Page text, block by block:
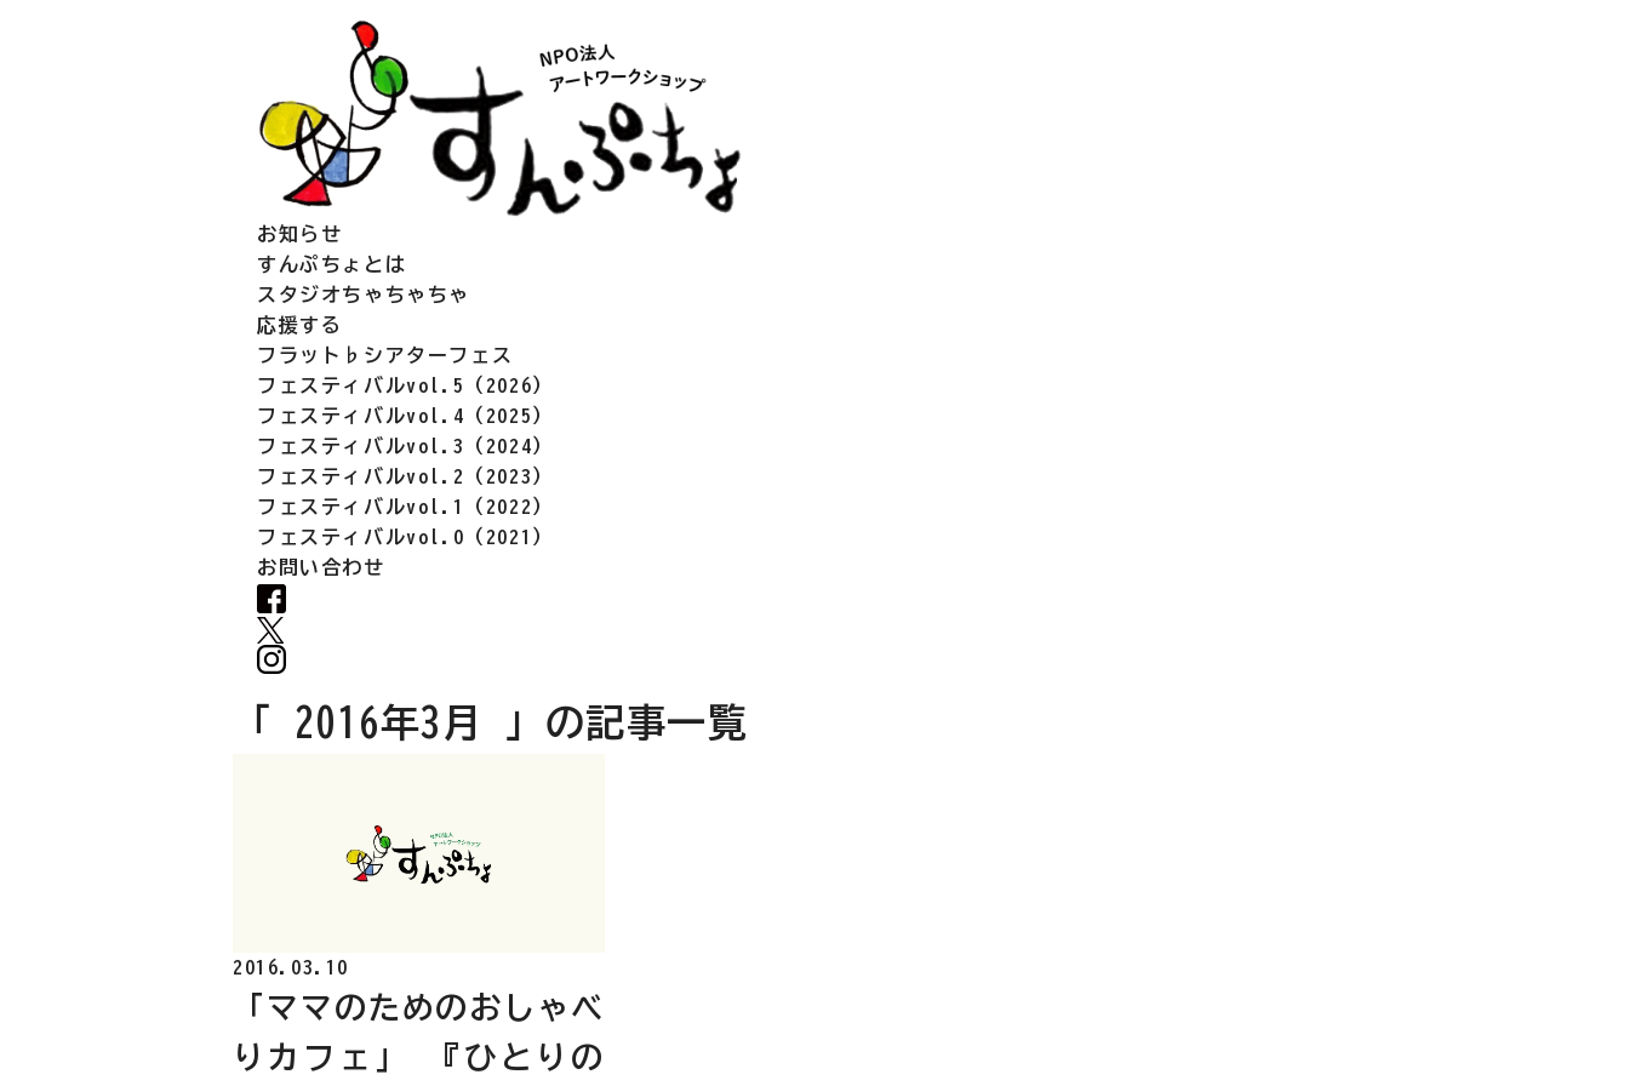
お知らせ
すんぷちょとは
スタジオちゃちゃちゃ
応援する
フラット♭シアターフェス
フェスティバルvol.5（2026）
フェスティバルvol.4（2025）
フェスティバルvol.3（2024）
フェスティバルvol.2（2023）
フェスティバルvol.1（2022）
フェスティバルvol.0（2021）
お問い合わせ
インスタグラムへ
2016年3月 」の記事一覧
2016.03.10
「ママのためのおしゃべ
りカフェ」 『ひとりの